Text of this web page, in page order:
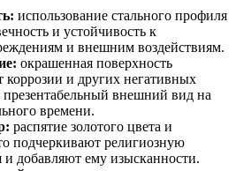
использование стального профиля
и устойчивость к
и внешним воздействиям.
окрашенная поверхность
коррозии и других негативных
презентабельный внешний вид на
времени.
распятие золотого цвета и
подчеркивают религиозную
и добавляют ему изысканности.